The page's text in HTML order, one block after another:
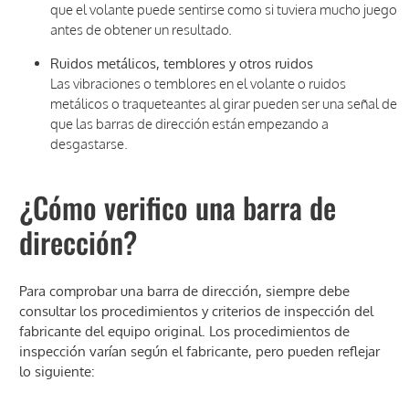
que el volante puede sentirse como si tuviera mucho juego
antes de obtener un resultado.
Ruidos metálicos, temblores y otros ruidos
Las vibraciones o temblores en el volante o ruidos
metálicos o traqueteantes al girar pueden ser una señal de
que las barras de dirección están empezando a
desgastarse.
¿Cómo verifico una barra de
dirección?
Para comprobar una barra de dirección, siempre debe
consultar los procedimientos y criterios de inspección del
fabricante del equipo original. Los procedimientos de
inspección varían según el fabricante, pero pueden reflejar
lo siguiente: